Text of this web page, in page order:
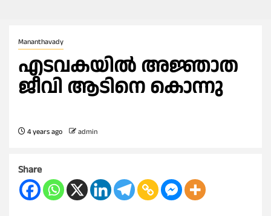
Mananthavady
എടവകയിൽ അജ്ഞാത
ജീവി ആടിനെ കൊന്നു
4 years ago admin
Share